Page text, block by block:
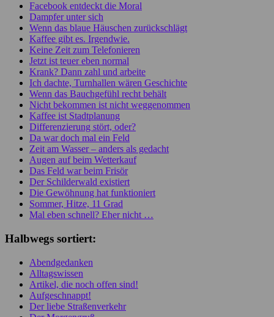
Facebook entdeckt die Moral
Dampfer unter sich
Wenn das blaue Häuschen zurückschlägt
Kaffee gibt es. Irgendwie.
Keine Zeit zum Telefonieren
Jetzt ist teuer eben normal
Krank? Dann zahl und arbeite
Ich dachte, Turnhallen wären Geschichte
Wenn das Bauchgefühl recht behält
Nicht bekommen ist nicht weggenommen
Kaffee ist Stadtplanung
Differenzierung stört, oder?
Da war doch mal ein Feld
Zeit am Wasser – anders als gedacht
Augen auf beim Wetterkauf
Das Feld war beim Frisör
Der Schilderwald existiert
Die Gewöhnung hat funktioniert
Sommer, Hitze, 11 Grad
Mal eben schnell? Eher nicht …
Halbwegs sortiert:
Abendgedanken
Alltagswissen
Artikel, die noch offen sind!
Aufgeschnappt!
Der liebe Straßenverkehr